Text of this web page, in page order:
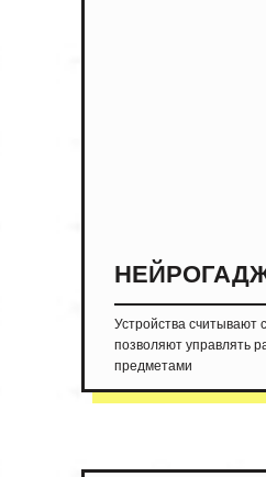
Устройства считывают
позволяют управлять
предметами